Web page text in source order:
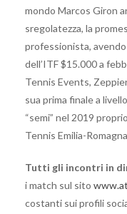
mondo Marcos Giron
sregolatezza, la
professionista,
dell’ITF $15.000 a
Tennis Events,
sua prima finale a
“semi” nel 2019
Tennis Emilia-
Tutti gli incontri in
i match sul sito
costanti sui profili